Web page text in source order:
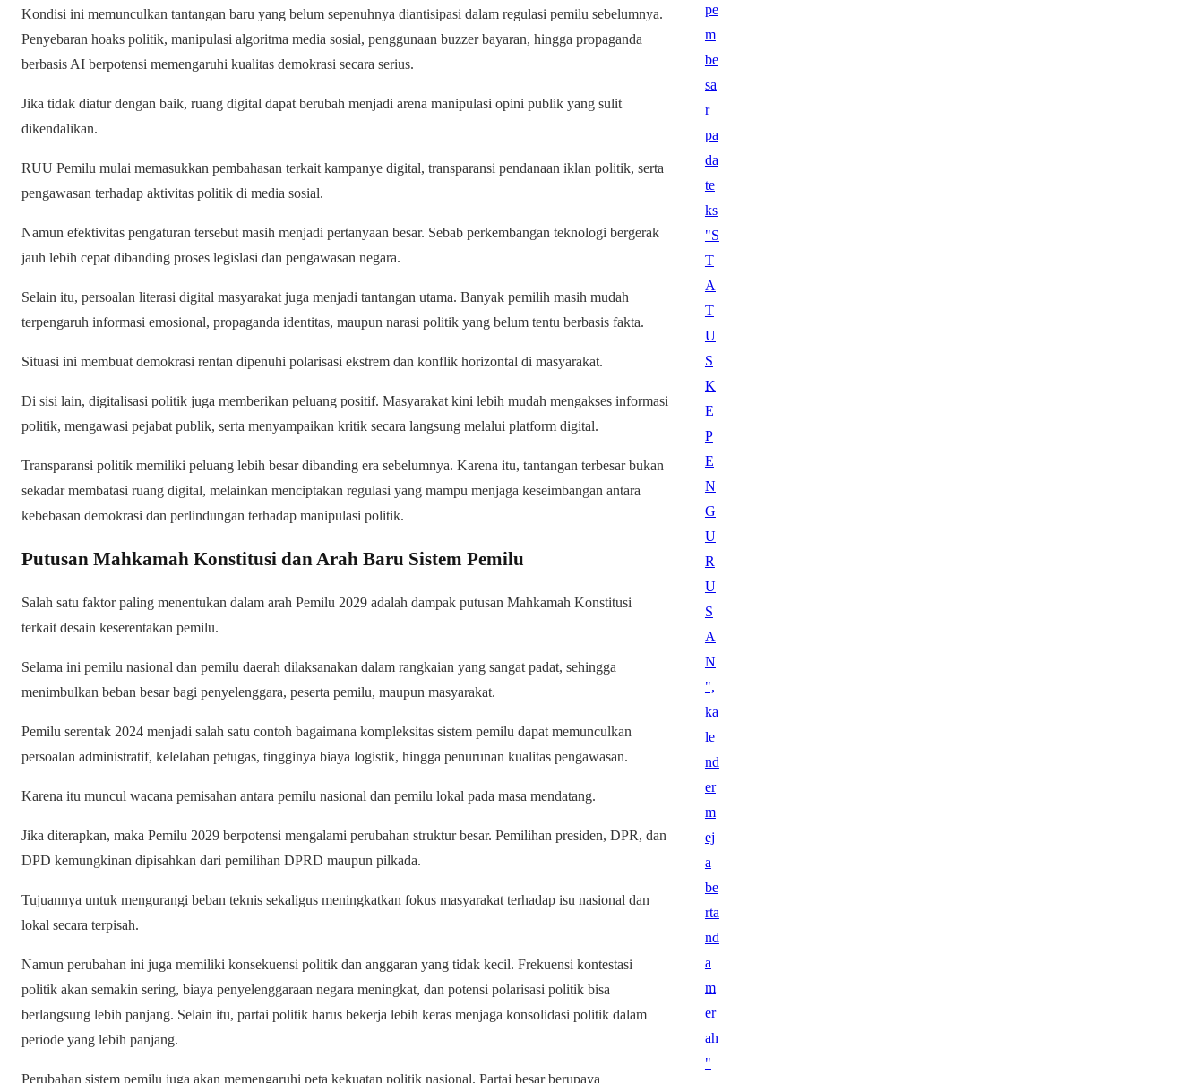
Kondisi ini memunculkan tantangan baru yang belum sepenuhnya diantisipasi dalam regulasi pemilu sebelumnya.
Penyebaran hoaks politik, manipulasi algoritma media sosial, penggunaan buzzer bayaran, hingga propaganda
berbasis AI berpotensi memengaruhi kualitas demokrasi secara serius.
Jika tidak diatur dengan baik, ruang digital dapat berubah menjadi arena manipulasi opini publik yang sulit
dikendalikan.
RUU Pemilu mulai memasukkan pembahasan terkait kampanye digital, transparansi pendanaan iklan politik, serta
pengawasan terhadap aktivitas politik di media sosial.
Namun efektivitas pengaturan tersebut masih menjadi pertanyaan besar. Sebab perkembangan teknologi bergerak
jauh lebih cepat dibanding proses legislasi dan pengawasan negara.
Selain itu, persoalan literasi digital masyarakat juga menjadi tantangan utama. Banyak pemilih masih mudah
terpengaruh informasi emosional, propaganda identitas, maupun narasi politik yang belum tentu berbasis fakta.
Situasi ini membuat demokrasi rentan dipenuhi polarisasi ekstrem dan konflik horizontal di masyarakat.
Di sisi lain, digitalisasi politik juga memberikan peluang positif. Masyarakat kini lebih mudah mengakses informasi
politik, mengawasi pejabat publik, serta menyampaikan kritik secara langsung melalui platform digital.
Transparansi politik memiliki peluang lebih besar dibanding era sebelumnya. Karena itu, tantangan terbesar bukan
sekadar membatasi ruang digital, melainkan menciptakan regulasi yang mampu menjaga keseimbangan antara
kebebasan demokrasi dan perlindungan terhadap manipulasi politik.
Putusan Mahkamah Konstitusi dan Arah Baru Sistem Pemilu
Salah satu faktor paling menentukan dalam arah Pemilu 2029 adalah dampak putusan Mahkamah Konstitusi
terkait desain keserentakan pemilu.
Selama ini pemilu nasional dan pemilu daerah dilaksanakan dalam rangkaian yang sangat padat, sehingga
menimbulkan beban besar bagi penyelenggara, peserta pemilu, maupun masyarakat.
Pemilu serentak 2024 menjadi salah satu contoh bagaimana kompleksitas sistem pemilu dapat memunculkan
persoalan administratif, kelelahan petugas, tingginya biaya logistik, hingga penurunan kualitas pengawasan.
Karena itu muncul wacana pemisahan antara pemilu nasional dan pemilu lokal pada masa mendatang.
Jika diterapkan, maka Pemilu 2029 berpotensi mengalami perubahan struktur besar. Pemilihan presiden, DPR, dan
DPD kemungkinan dipisahkan dari pemilihan DPRD maupun pilkada.
Tujuannya untuk mengurangi beban teknis sekaligus meningkatkan fokus masyarakat terhadap isu nasional dan
lokal secara terpisah.
Namun perubahan ini juga memiliki konsekuensi politik dan anggaran yang tidak kecil. Frekuensi kontestasi
politik akan semakin sering, biaya penyelenggaraan negara meningkat, dan potensi polarisasi politik bisa
berlangsung lebih panjang. Selain itu, partai politik harus bekerja lebih keras menjaga konsolidasi politik dalam
periode yang lebih panjang.
Perubahan sistem pemilu juga akan memengaruhi peta kekuatan politik nasional. Partai besar berupaya